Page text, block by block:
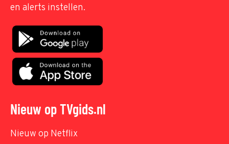
en alerts instellen.
Nieuw op TVgids.nl
Nieuw op Netflix